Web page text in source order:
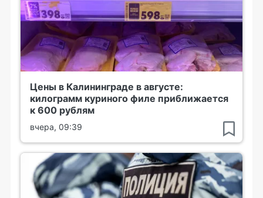
Цены в Калининграде в августе:
килограмм куриного филе приближается
к 600 рублям
вчера, 09:39